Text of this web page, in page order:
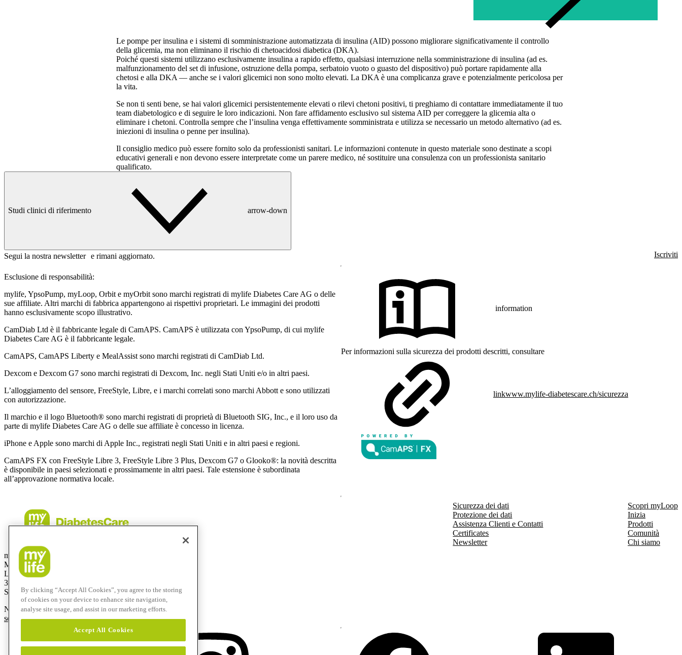
Le pompe per insulina e i sistemi di somministrazione automatizzata di insulina (AID) possono migliorare significativamente il controllo
della glicemia, ma non eliminano il rischio di chetoacidosi diabetica (DKA).
Poiché questi sistemi utilizzano esclusivamente insulina a rapido effetto, qualsiasi interruzione nella somministrazione di insulina (ad es.
malfunzionamento del set di infusione, ostruzione della pompa, serbatoio vuoto o guasto del dispositivo) può portare rapidamente alla
chetosi e alla DKA — anche se i valori glicemici non sono molto elevati. La DKA è una complicanza grave e potenzialmente pericolosa per
la vita.
Se non ti senti bene, se hai valori glicemici persistentemente elevati o rilevi chetoni positivi, ti preghiamo di contattare immediatamente il tuo
team diabetologico e di seguire le loro indicazioni. Non fare affidamento esclusivo sul sistema AID per correggere la glicemia alta o
eliminare i chetoni. Controlla sempre che l’insulina venga effettivamente somministrata e utilizza se necessario un metodo alternativo (ad es.
iniezioni di insulina o penne per insulina).
Il consiglio medico può essere fornito solo da professionisti sanitari. Le informazioni contenute in questo materiale sono destinate a scopi
educativi generali e non devono essere interpretate come un parere medico, né sostituire una consulenza con un professionista sanitario
qualificato.
Studi clinici di riferimento arrow-down
Segui la nostra newsletter e rimani aggiornato. Iscriviti
Esclusione di responsabilità:
mylife, YpsoPump, myLoop, Orbit e myOrbit sono marchi registrati di mylife Diabetes Care AG o delle
sue affiliate. Altri marchi di fabbrica appartengono ai rispettivi proprietari. Le immagini dei prodotti
hanno esclusivamente scopo illustrativo.
CamDiab Ltd è il fabbricante legale di CamAPS. CamAPS è utilizzata con YpsoPump, di cui mylife
Diabetes Care AG è il fabbricante legale.
CamAPS, CamAPS Liberty e MealAssist sono marchi registrati di CamDiab Ltd.
Dexcom e Dexcom G7 sono marchi registrati di Dexcom, Inc. negli Stati Uniti e/o in altri paesi.
L’alloggiamento del sensore, FreeStyle, Libre, e i marchi correlati sono marchi Abbott e sono utilizzati
con autorizzazione.
Il marchio e il logo Bluetooth® sono marchi registrati di proprietà di Bluetooth SIG, Inc., e il loro uso da
parte di mylife Diabetes Care AG o delle sue affiliate è concesso in licenza.
iPhone e Apple sono marchi di Apple Inc., registrati negli Stati Uniti e in altri paesi e regioni.
CamAPS FX con FreeStyle Libre 3, FreeStyle Libre 3 Plus, Dexcom G7 o Glooko®: la novità descritta
è disponibile in paesi selezionati e prossimamente in altri paesi. Tale estensione è subordinata
all’approvazione normativa locale.
information
Per informazioni sulla sicurezza dei prodotti descritti, consultare
linkwww.mylife-diabetescare.ch/sicurezza
mylife Diabetes Care AG
Mercato svizzero
Lyssachstrasse 40
3400 Burgdorf
Svizzera
Numero verde:0800 44 11 44
service@mylife-diabetescare.ch
Sicurezza dei dati
Protezione dei dati
Assistenza Clienti e Contatti
Certificates
Newsletter
Scopri myLoop
Inizia
Prodotti
Comunità
Chi siamo
By clicking “Accept All Cookies”, you agree to the storing
of cookies on your device to enhance site navigation,
analyse site usage, and assist in our marketing efforts.
Accept All Cookies